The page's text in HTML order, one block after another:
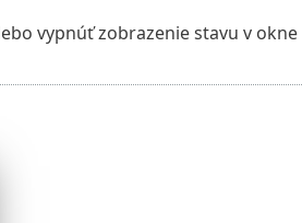
vypnúť zobrazenie stavu v okne